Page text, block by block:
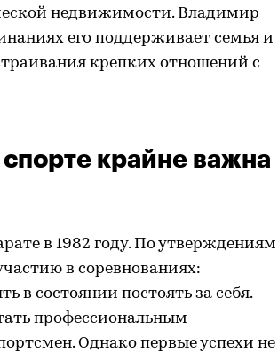
недвижимости. Владимир
его поддерживает семья и
крепких отношений с
крайне важна
в 1982 году. По утверждениям
в соревнованиях:
в состоянии постоять за себя.
профессиональным
Однако первые успехи не